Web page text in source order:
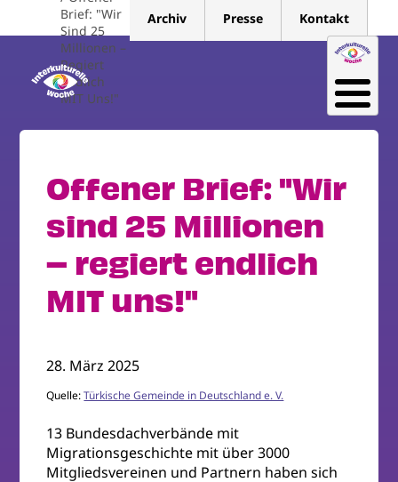
Brief: "Wir
Sind 25
Millionen –
Regiert
Endlich
MIT Uns!"
Archiv Presse Kontakt
Offener Brief: "Wir
sind 25 Millionen
– regiert endlich
MIT uns!"
28. März 2025
Quelle:Türkische Gemeinde in Deutschland e. V.
13 Bundesdachverbände mit
Migrationsgeschichte mit über 3000
Mitgliedsvereinen und Partnern haben sich